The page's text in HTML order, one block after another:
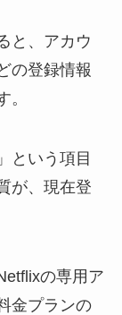
と、アカウ
の登録情報
。
という項目
が、現在登
の専用ア
金プランの